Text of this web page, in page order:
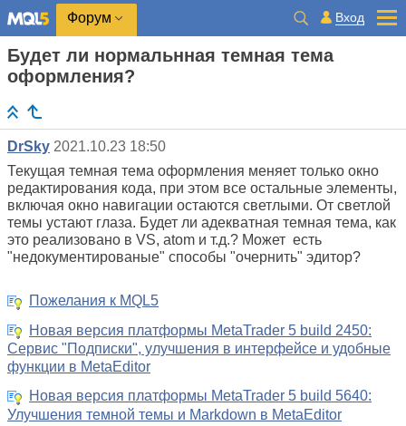
Форум Вход
Будет ли нормальнная темная тема
оформления?
DrSky 2021.10.23 18:50
Текущая темная тема оформления меняет только окно
редактирования кода, при этом все остальные элементы,
включая окно навигации остаются светлыми. От светлой
темы устают глаза. Будет ли адекватная темная тема, как
это реализовано в VS, atom и т.д.? Может есть
"недокументированые" способы "очернить" эдитор?
Пожелания к MQL5
Новая версия платформы MetaTrader 5 build 2450:
Сервис "Подписки", улучшения в интерфейсе и удобные
функции в MetaEditor
Новая версия платформы MetaTrader 5 build 5640:
Улучшения темной темы и Markdown в MetaEditor